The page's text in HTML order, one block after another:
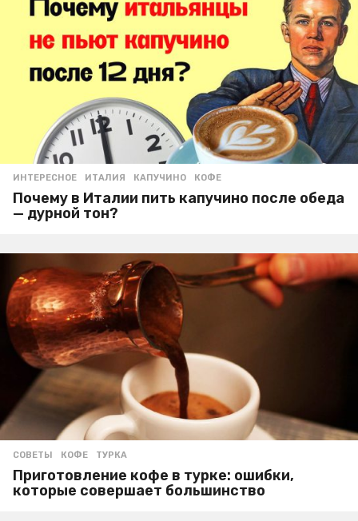
ИНТЕРЕСНОЕ ИТАЛИЯ ,КАПУЧИНО ,КОФЕ
Почему в Италии пить капучино после обеда
— дурной тон?
СОВЕТЫ КОФЕ ,ТУРКА
Приготовление кофе в турке: ошибки,
которые совершает большинство